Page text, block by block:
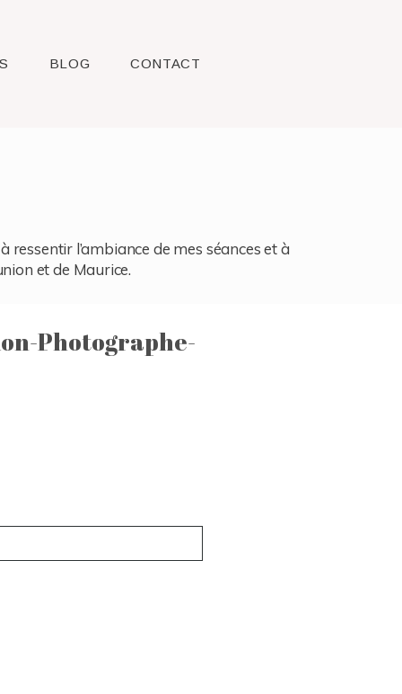
BLOG CONTACT
l’ambiance de mes séances et à
et de Maurice.
Photographe-